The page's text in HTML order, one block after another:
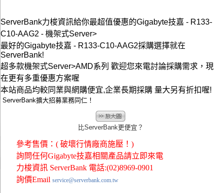
ServerBank力梭資訊給你最超值優惠的Gigabyte技嘉 - R133-
C10-AAG2 - 機架式Server>
最好的Gigabyte技嘉 - R133-C10-AAG2採購選擇就在
ServerBank!
超多款機架式Server>AMD系列 歡迎您來電討論採購需求，現
在更有多重優惠方案喔
本站商品均較同業與網購便宜,企業長期採購 量大另有折扣喔!
ServerBank擴大招募業務同仁！
比ServerBank更便宜？
參考售價：( 破壞行情廠商施壓！)
詢問任何Gigabyte技嘉相關產品請立即來電
力梭資訊 ServerBank 電話:(02)8969-0901
詢價Email service@serverbank.com.tw